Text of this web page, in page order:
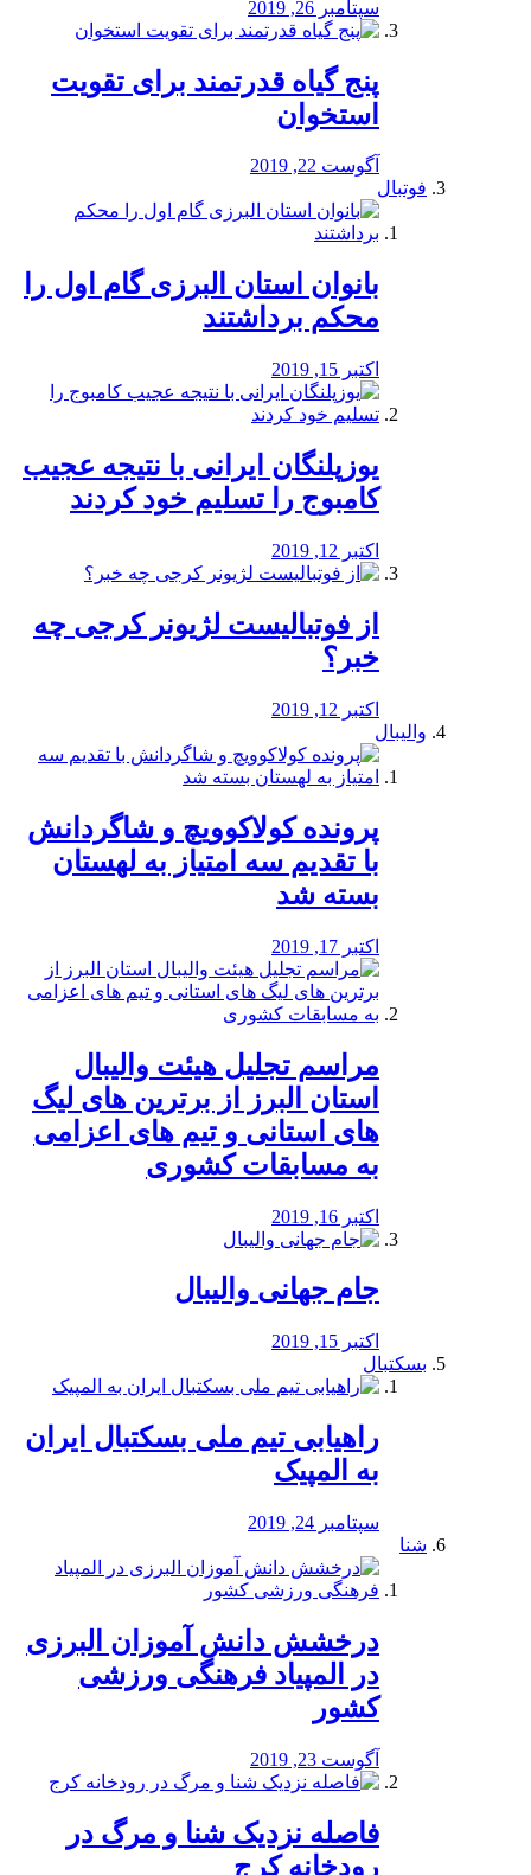
سپتامبر 26, 2019
پنج گیاه قدرتمند برای تقویت
استخوان
آگوست 22, 2019
فوتبال
بانوان استان البرزی گام اول را
محكم برداشتند
اکتبر 15, 2019
یوزپلنگان ایرانی با نتیجه عجیب
کامبوج را تسلیم خود کردند
اکتبر 12, 2019
از فوتبالیست لژیونر کرجی چه
خبر؟
اکتبر 12, 2019
والیبال
پرونده کولاکوویچ و شاگردانش
با تقدیم سه امتیاز به لهستان
بسته شد
اکتبر 17, 2019
مراسم تجلیل هیئت والیبال
استان البرز از برترین های لیگ
های استانی و تیم های اعزامی
به مسابقات کشوری
اکتبر 16, 2019
جام جهانی والیبال
اکتبر 15, 2019
بسکتبال
راهیابی تیم ملی بسکتبال ایران
به المپیک
سپتامبر 24, 2019
شنا
درخشش دانش آموزان البرزی
در المپیاد فرهنگی ورزشی
کشور
آگوست 23, 2019
️فاصله نزدیک شنا و مرگ در
رودخانه کرج